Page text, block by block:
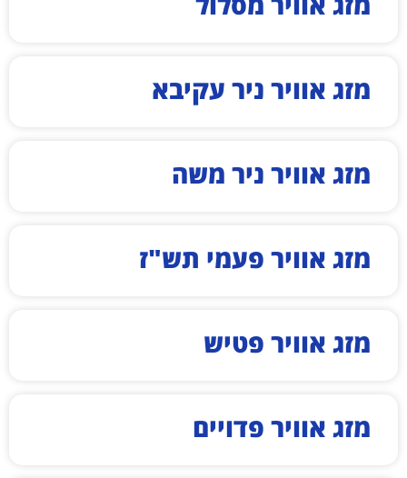
מזג אוויר ניר עקיבא
מזג אוויר ניר משה
מזג אוויר פעמי תש"ז
מזג אוויר פטיש
מזג אוויר פדויים